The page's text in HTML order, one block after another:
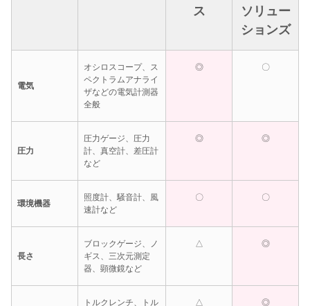
ス
ソリュー
ションズ
電気
オシロスコープ、ス
ペクトラムアナライ
ザなどの電気計測器
全般
◎ 〇
圧力
圧力ゲージ、圧力
計、真空計、差圧計
など
◎ ◎
環境機器
照度計、騒音計、風
速計など
〇 〇
長さ
ブロックゲージ、ノ
ギス、三次元測定
器、顕微鏡など
△ ◎
トルクレンチ、トル
△ ◎